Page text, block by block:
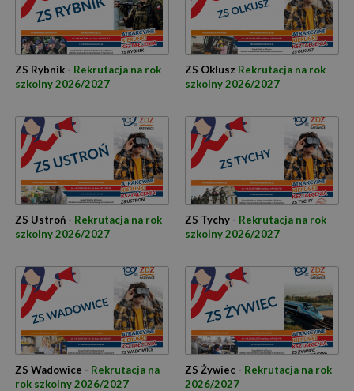
ZS Rybnik - Rekrutacja na rok
szkolny 2026/2027
ZS Oklusz Rekrutacja na rok
szkolny 2026/2027
ZS Ustroń - Rekrutacja na rok
szkolny 2026/2027
ZS Tychy - Rekrutacja na rok
szkolny 2026/2027
ZS Wadowice - Rekrutacja na
rok szkolny 2026/2027
ZS Żywiec - Rekrutacja na rok
2026/2027